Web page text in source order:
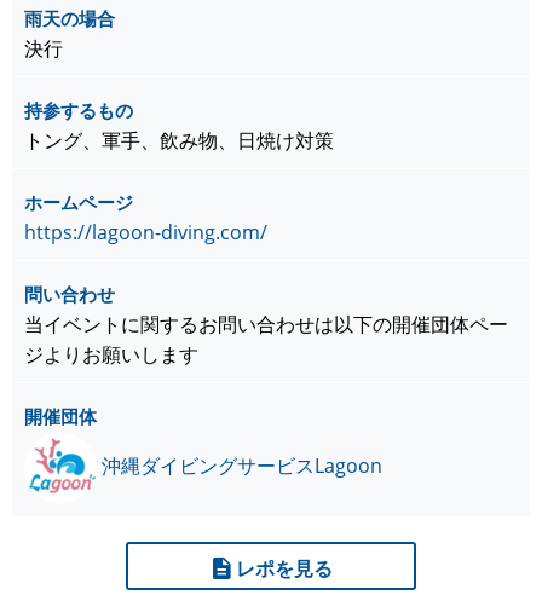
雨天の場合
決行
持参するもの
トング、軍手、飲み物、日焼け対策
ホームページ
https://lagoon-diving.com/
問い合わせ
当イベントに関するお問い合わせは以下の開催団体ペー
ジよりお願いします
開催団体
沖縄ダイビングサービスLagoon
レポを見る